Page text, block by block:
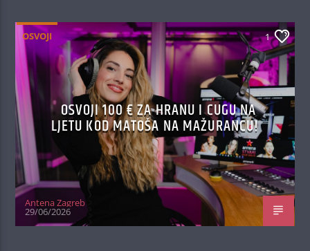
OSVOJI 1
OSVOJI 100 € ZA HRANU I CUGU NA
LJETU KOD MATOŠA NA MAŽURANCU!
Antena Zagreb
29/06/2026